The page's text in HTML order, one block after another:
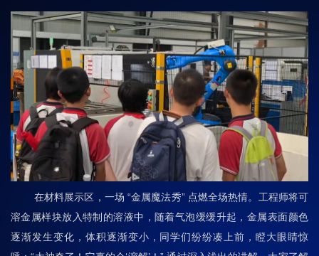
在材料展示区，一场 “金属魔法秀” 点燃全场热情。工程师将可
溶金属样块放入特制的溶液中，随着气泡缓缓升起，金属表面颜色
逐渐发生变化，体积逐渐变小，同学们纷纷凑上前，瞪大眼睛惊